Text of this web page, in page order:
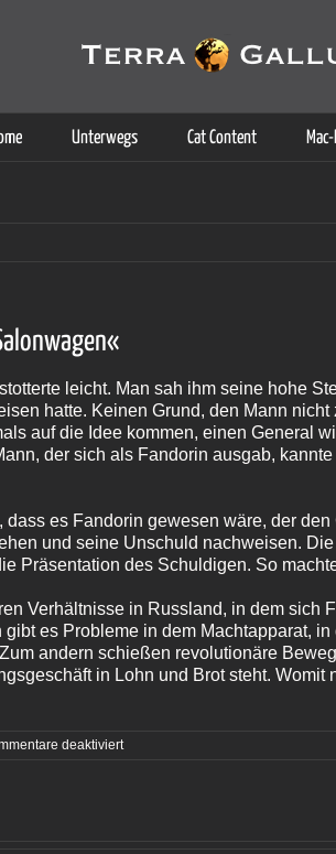
Unterwegs Cat Content
leicht. Man sah ihm seine hohe
hatte. Keinen Grund, den Mann
auf die Idee kommen, einen General
der sich als Fandorin ausgab,
es Fandorin gewesen wäre, der
und seine Unschuld nachweisen.
Präsentation des Schuldigen. So
Verhältnisse in Russland, in dem sich
gibt es Probleme in dem Machtapparat,
andern schießen revolutionäre
in Lohn und Brot steht.
deaktiviertfür
Durch die Nutzung dieser Webseite
Weitere Informationen